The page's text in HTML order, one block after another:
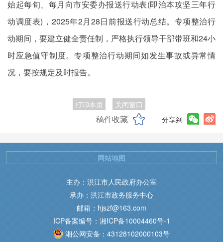
始起每旬、每月向市安委办报送行动表(即治本攻坚三年行
动调度表)，2025年2月28日前报送行动总结。专项整治行
动期间，要建立健全责任制，严格执行领导干部带班和24小
时应急值守制度。专项整治行动期间如发生事故或异常情
况，要按规定及时报告。
打印本页 关闭窗口
稿件收藏 分享到
主办：洪江市人民政府办公室
承办：洪江市政务服务中心
邮箱：hjszf@163.com
ICP备案编号：湘ICP备10004460号-1
湘公网安备：43128102000103号
网站地图